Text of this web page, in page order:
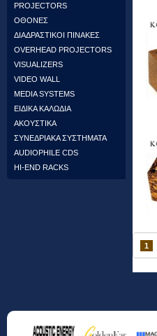
PROJECTORS
ΟΘΟΝΕΣ
ΔΙΑΔΡΑΣΤΙΚΟΙ ΠΙΝΑΚΕΣ
OVERHEAD PROJECTORS
VISUALIZERS
VIDEO WALL
MEDIA SYSTEMS
ΕΙΔΙΚΑ ΚΑΛΩΔΙΑ
ΑΚΟΥΣΤΙΚΑ
ΣΥΝΕΔΡΙΑΚΑ ΣΥΣΤΗΜΑΤΑ
AUDIOPHILE CDS
HI-END RACKS
1